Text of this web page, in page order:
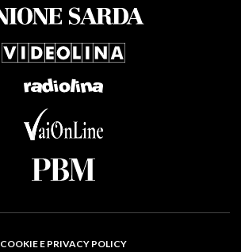
COOKIE E PRIVACY POLICY